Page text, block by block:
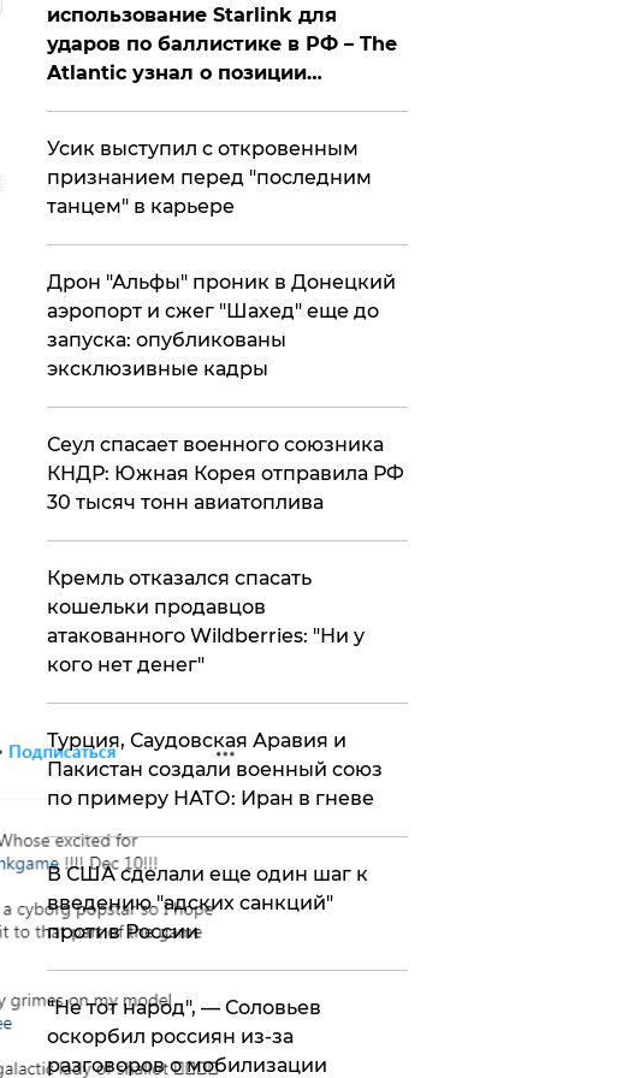
использование Starlink для
ударов по баллистике в РФ – The
Atlantic узнал о позиции
Усик выступил с откровенным
признанием перед "последним
танцем" в карьере
Дрон "Альфы" проник в Донецкий
аэропорт и сжег "Шахед" еще до
запуска: опубликованы
эксклюзивные кадры
​Сеул спасает военного союзника
КНДР: Южная Корея отправила РФ
30 тысяч тонн авиатоплива
Кремль отказался спасать
кошельки продавцов
атакованного Wildberries: "Ни у
кого нет денег"
Турция, Саудовская Аравия и
Пакистан создали военный союз
по примеру НАТО: Иран в гневе
В США сделали еще один шаг к
введению "адских санкций"
против России
​"Не тот народ", — Соловьев
оскорбил россиян из-за
разговоров о мобилизации